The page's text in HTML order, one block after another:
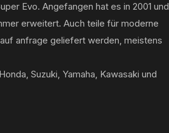
Evo. Angefangen hat es in 2001 und
erweitert. Auch teile für moderne
anfrage geliefert werden, meistens
Suzuki, Yamaha, Kawasaki und